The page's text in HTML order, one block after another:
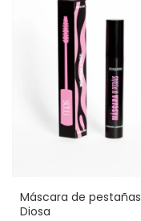
Máscara de pestañas
Diosa